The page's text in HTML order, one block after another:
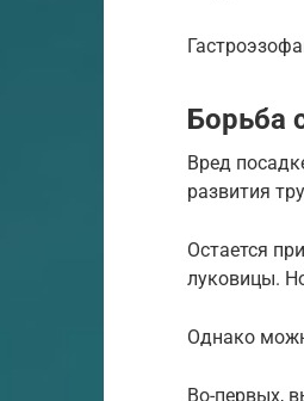
Борьба
Вред
развития
Остается
луковицы.
Однако
Во-первых,